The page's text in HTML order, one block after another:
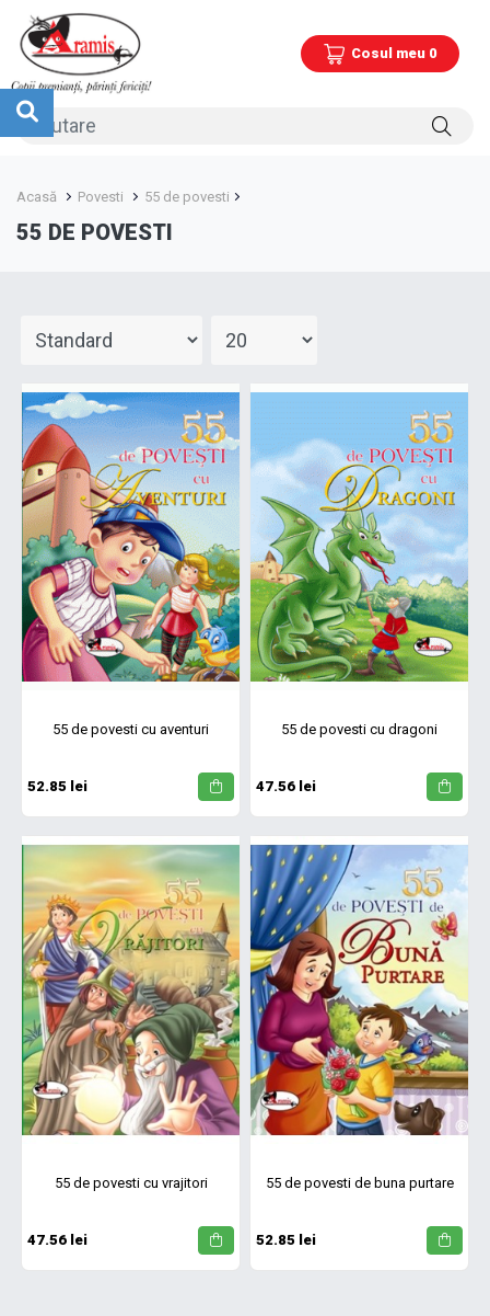
Cosul meu 0
Acasă Povesti 55 de povesti
55 DE POVESTI
55 de povesti cu aventuri
52.85 lei
55 de povesti cu dragoni
47.56 lei
55 de povesti cu vrajitori
47.56 lei
55 de povesti de buna purtare
52.85 lei